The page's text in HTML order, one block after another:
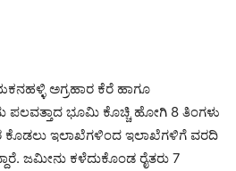
ಅಗ್ರಹಾರ ಕೆರೆ ಹಾಗೂ
ಪಲವತ್ತಾದ ಭೂಮಿ ಕೊಚ್ಚಿ ಹೋಗಿ 8 ತಿಂಗಳು
ಕೊಡಲು ಇಲಾಖೆಗಳಿಂದ ಇಲಾಖೆಗಳಿಗೆ ವರದಿ
ಜಮೀನು ಕಳೆದುಕೊಂಡ ರೈತರು 7